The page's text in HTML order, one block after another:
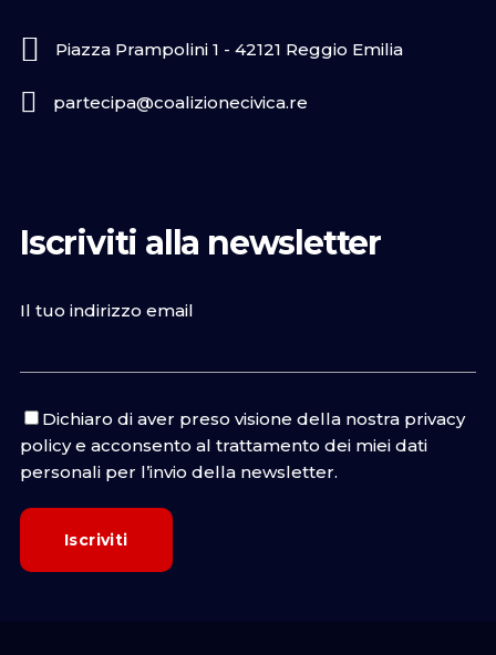
Piazza Prampolini 1 - 42121 Reggio Emilia
partecipa@coalizionecivica.re
Iscriviti alla newsletter
Il tuo indirizzo email
Dichiaro di aver preso visione della nostra privacy
policye acconsento al trattamento dei miei dati
personali per l’invio della newsletter.